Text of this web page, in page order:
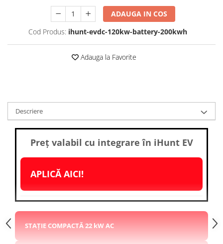
Roboți Aspirator
Roboți Gradină
Roboți Piscină
Accesorii Consumabile
Coșuri de gunoi
INGRIJIRE PERSONALA
Uscătoare de Păr
Plăci de Îndreptat Părul
CASA, GRADINA SI BRICOLAJ
Sigurante inteligente
Camere de supraveghere
Climatizare
ADAUGA IN COS
Cod Produs: ihunt-evdc-120kw-battery-200kwh
Adauga la Favorite
Descriere
Preț valabil cu integrare în iHunt EV
APLICĂ AICI!
STAȚIE COMPACTĂ 22 kW AC